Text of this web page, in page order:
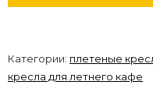
Категории: плетеные
кресла для летнего кафе